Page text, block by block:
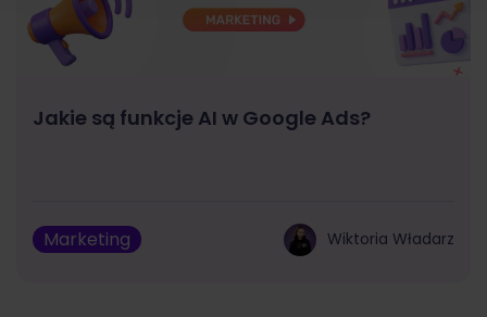
Jakie są funkcje AI w Google Ads?
Marketing Wiktoria Władarz